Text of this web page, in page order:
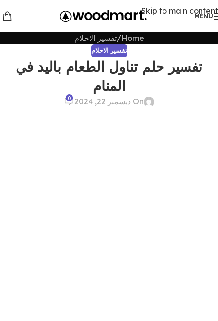
Skip to main content
MENU
Home تفسير الاحلام
تفسير الاحلام
تفسير حلم تناول الطعام باليد في
المنام
On ديسمبر 22, 2024 0